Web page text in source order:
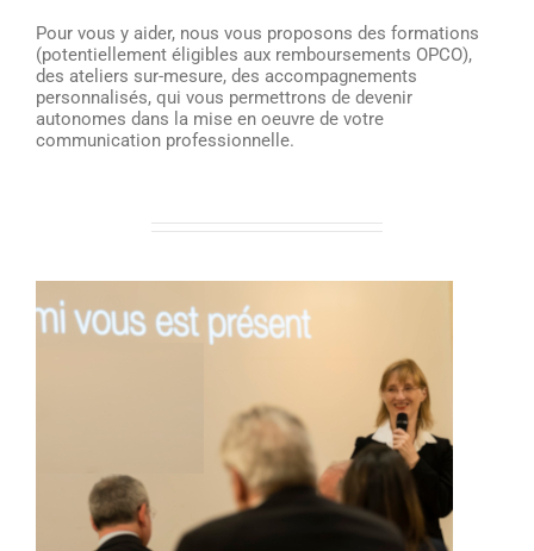
Pour vous y aider, nous vous proposons des formations
(potentiellement éligibles aux remboursements OPCO),
des ateliers sur-mesure, des accompagnements
personnalisés, qui vous permettrons de devenir
autonomes dans la mise en oeuvre de votre
communication professionnelle.